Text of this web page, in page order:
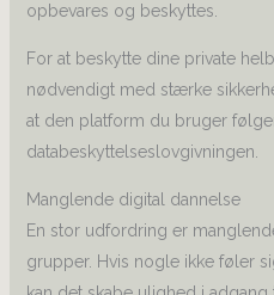
opbevares og beskyttes.
For at beskytte dine private
nødvendigt med stærke
at den platform du bruger
databeskyttelseslovgivningen.
Manglende digital dannelse
En stor udfordring er
grupper. Hvis nogle ikke føler